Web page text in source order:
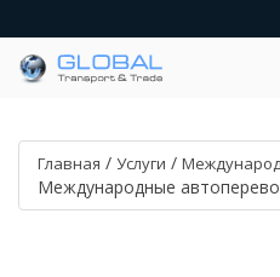
Главная / Услуги /
Международные